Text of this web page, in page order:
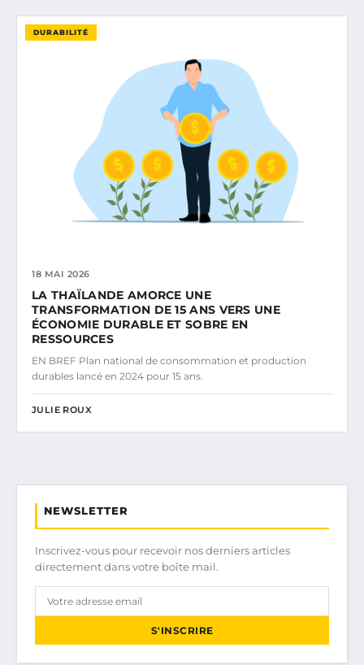
DURABILITÉ
18 MAI 2026
LA THAÏLANDE AMORCE UNE
TRANSFORMATION DE 15 ANS VERS UNE
ÉCONOMIE DURABLE ET SOBRE EN
RESSOURCES
EN BREF Plan national de consommation et production
durables lancé en 2024 pour 15 ans.
JULIE ROUX
NEWSLETTER
Inscrivez-vous pour recevoir nos derniers articles
directement dans votre boîte mail.
S'INSCRIRE